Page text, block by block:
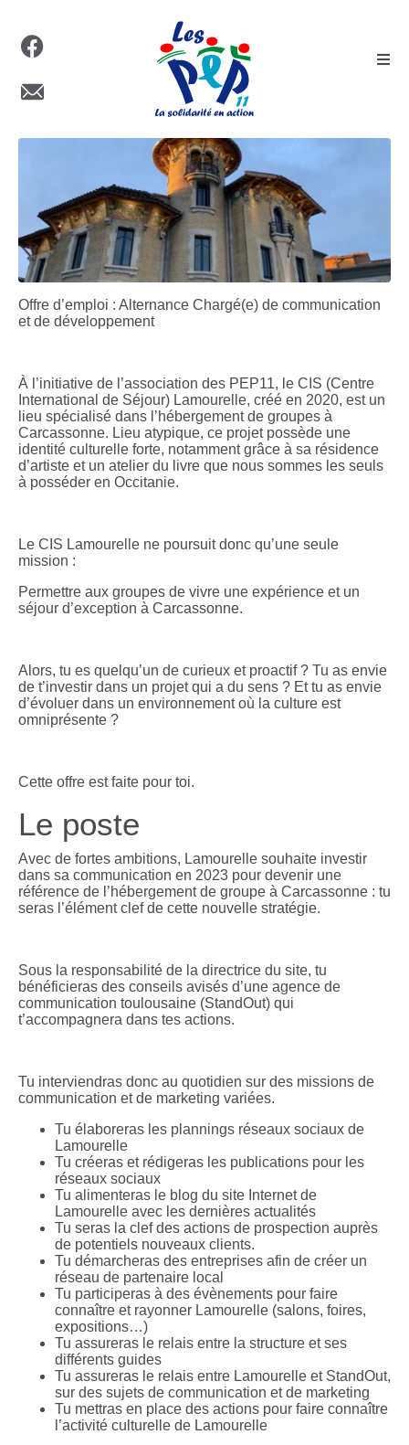
Offre d’emploi : Alternance Chargé(e) de communication
et de développement
À l’initiative de l’association des PEP11, le CIS (Centre
International de Séjour) Lamourelle, créé en 2020, est un
lieu spécialisé dans l’hébergement de groupes à
Carcassonne. Lieu atypique, ce projet possède une
identité culturelle forte, notamment grâce à sa résidence
d’artiste et un atelier du livre que nous sommes les seuls
à posséder en Occitanie.
Le CIS Lamourelle ne poursuit donc qu’une seule
mission :
Permettre aux groupes de vivre une expérience et un
séjour d’exception à Carcassonne.
Alors, tu es quelqu’un de curieux et proactif ? Tu as envie
de t’investir dans un projet qui a du sens ? Et tu as envie
d’évoluer dans un environnement où la culture est
omniprésente ?
Cette offre est faite pour toi.
Le poste
Avec de fortes ambitions, Lamourelle souhaite investir
dans sa communication en 2023 pour devenir une
référence de l’hébergement de groupe à Carcassonne : tu
seras l’élément clef de cette nouvelle stratégie.
Sous la responsabilité de la directrice du site, tu
bénéficieras des conseils avisés d’une agence de
communication toulousaine (StandOut) qui
t’accompagnera dans tes actions.
Tu interviendras donc au quotidien sur des missions de
communication et de marketing variées.
Tu élaboreras les plannings réseaux sociaux de
Lamourelle
Tu créeras et rédigeras les publications pour les
réseaux sociaux
Tu alimenteras le blog du site Internet de
Lamourelle avec les dernières actualités
Tu seras la clef des actions de prospection auprès
de potentiels nouveaux clients.
Tu démarcheras des entreprises afin de créer un
réseau de partenaire local
Tu participeras à des évènements pour faire
connaître et rayonner Lamourelle (salons, foires,
expositions…)
Tu assureras le relais entre la structure et ses
différents guides
Tu assureras le relais entre Lamourelle et StandOut,
sur des sujets de communication et de marketing
Tu mettras en place des actions pour faire connaître
l’activité culturelle de Lamourelle